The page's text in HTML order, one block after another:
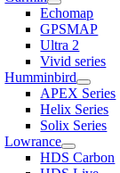
Echomap
GPSMAP
Ultra 2
Vivid series
Humminbird
APEX Series
Helix Series
Solix Series
Lowrance
HDS Carbon